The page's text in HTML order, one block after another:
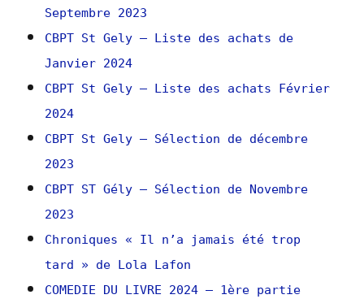
Septembre 2023
CBPT St Gely – Liste des achats de
Janvier 2024
CBPT St Gely – Liste des achats Février
2024
CBPT St Gely – Sélection de décembre
2023
CBPT ST Gély – Sélection de Novembre
2023
Chroniques « Il n’a jamais été trop
tard » de Lola Lafon
COMEDIE DU LIVRE 2024 – 1ère partie